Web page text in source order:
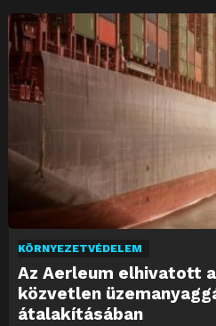
KÖRNYEZETVÉDELEM
Az Aerleum elhivatott
közvetlen
átalakításában